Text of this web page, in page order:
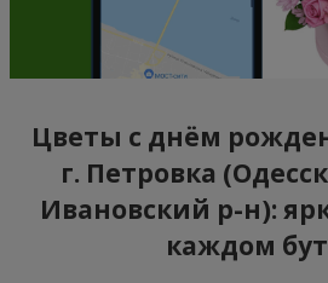
Цветы с днём
г. Петровка
Ивановский р-н):
каждом